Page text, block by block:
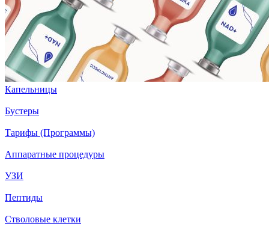
Капельницы
Бустеры
Тарифы (Программы)
Аппаратные процедуры
УЗИ
Пептиды
Стволовые клетки